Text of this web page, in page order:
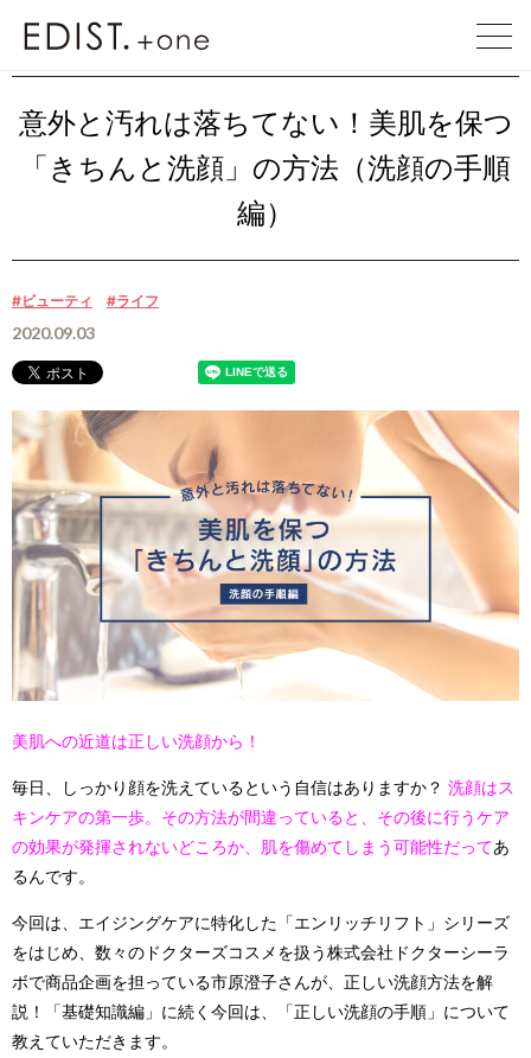
EDIST. +one 意外と汚れは落ちてない！美肌を……
意外と汚れは落ちてない！美肌を保つ
「きちんと洗顔」の方法（洗顔の手順
編）
#ビューティ #ライフ
2020.09.03
美肌への近道は正しい洗顔から！
毎日、しっかり顔を洗えているという自信はありますか？ 洗顔はス
キンケアの第一歩。その方法が間違っていると、その後に行うケア
の効果が発揮されないどころか、肌を傷めてしまう可能性だってあ
るんです。
今回は、エイジングケアに特化した「エンリッチリフト」シリーズ
をはじめ、数々のドクターズコスメを扱う株式会社ドクターシーラ
ボで商品企画を担っている市原澄子さんが、正しい洗顔方法を解
説！「基礎知識編」に続く今回は、「正しい洗顔の手順」について
教えていただきます。